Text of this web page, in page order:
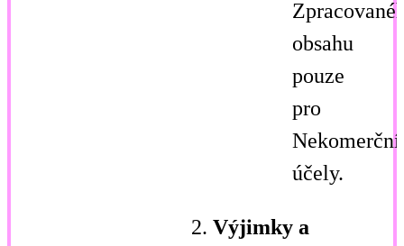
obsahu
pouze
pro
Nekomerční
účely.
Výjimky a